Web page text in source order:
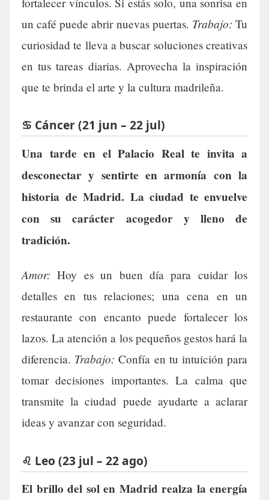
un café puede abrir nuevas puertas. Trabajo: Tu
curiosidad te lleva a buscar soluciones creativas
en tus tareas diarias. Aprovecha la inspiración
que te brinda el arte y la cultura madrileña.
♋ Cáncer (21 jun – 22 jul)
Una tarde en el Palacio Real te invita a
desconectar y sentirte en armonía con la
historia de Madrid. La ciudad te envuelve
con su carácter acogedor y lleno de
tradición.
Amor: Hoy es un buen día para cuidar los
detalles en tus relaciones; una cena en un
restaurante con encanto puede fortalecer los
lazos. La atención a los pequeños gestos hará la
diferencia. Trabajo: Confía en tu intuición para
tomar decisiones importantes. La calma que
transmite la ciudad puede ayudarte a aclarar
ideas y avanzar con seguridad.
♌ Leo (23 jul – 22 ago)
El brillo del sol en Madrid realza la energía